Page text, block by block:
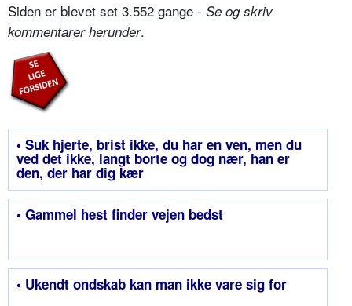
Siden er blevet set 3.552 gange - Se og skriv
kommentarer herunder.
• Suk hjerte, brist ikke, du har en ven, men du
ved det ikke, langt borte og dog nær, han er
den, der har dig kær
• Gammel hest finder vejen bedst
• Ukendt ondskab kan man ikke vare sig for